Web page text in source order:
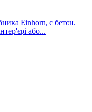
Einhorn, є бетон.
або...